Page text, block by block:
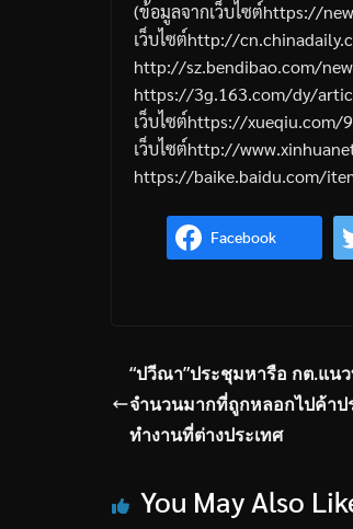
(ข้อมูลจากเว็บไซต์https://
เว็บไซต์http://
http://sz.bendibao.com/
https://3g.163.com/dy/
เว็บไซต์https://xueqiu.com/
เว็บไซต์http://
https://baike.baidu.com/
Facebook
“ปวีณา”ประชุมหารือ กต.แน
จำนวนมากที่ถูกหลอกไปค้าป
ทำงานที่ต่างประเทศ
You May Also